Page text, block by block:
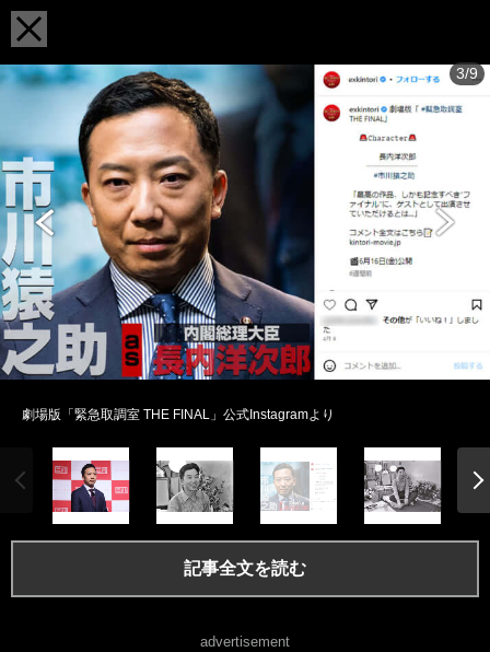
3/9
劇場版「緊急取調室 THE FINAL」公式Instagramより
記事全文を読む
advertisement